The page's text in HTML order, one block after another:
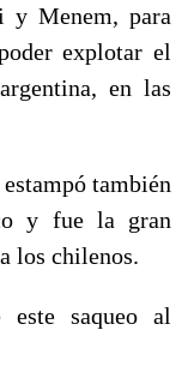
Menem, para
explotar el
en las
también
y fue la gran
los chilenos.
saqueo al